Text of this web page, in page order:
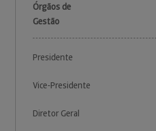
Órgãos de
Gestão
Presidente
Vice-Presidente
Diretor Geral